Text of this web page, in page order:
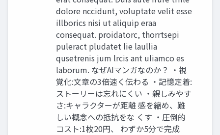
dolore nccidunt, voluptate velit esse
illborics nisi ut aliquip eraa
consequat. proidatorc, thorrtsepi
puleract pludatet lie laullia
qusetrenis jum lrcis ant uliamco es
laborum. なぜAIマンガなのか？ ・視
覚化:文章の3倍速く伝わる ・記憶定着:
ストーリーは忘れにくい ・親しみやす
さ:キャラクターが距離 感を縮め、難
しい概念への抵抗をな くす ・圧倒的
コスト:1枚20円、 わずか5分で完成